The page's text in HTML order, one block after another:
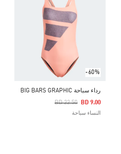
-60%
رداء سباحة BIG BARS GRAPHIC
Price Reduced From
BD 22.50
To BD 9.00
النساء سباحة